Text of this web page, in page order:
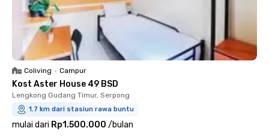
Coliving • Campur
Kost Aster House 49 BSD
Lengkong Gudang Timur, Serpong
1.7 km dari stasiun rawa buntu
mulai dari Rp1.500.000 /bulan